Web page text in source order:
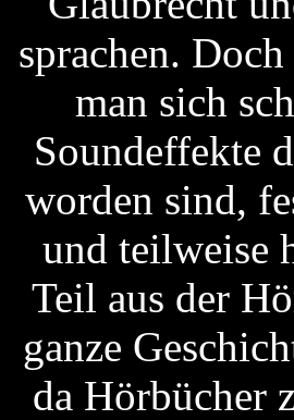
sprachen.
man sich
Soundeffekte
worden sind,
und teilweise
Teil aus der
ganze
da Hörbücher